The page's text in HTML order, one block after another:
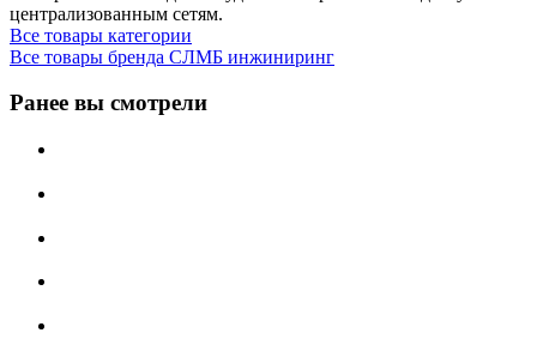
централизованным сетям.
Все товары категории
Все товары бренда СЛМБ инжиниринг
Ранее вы смотрели